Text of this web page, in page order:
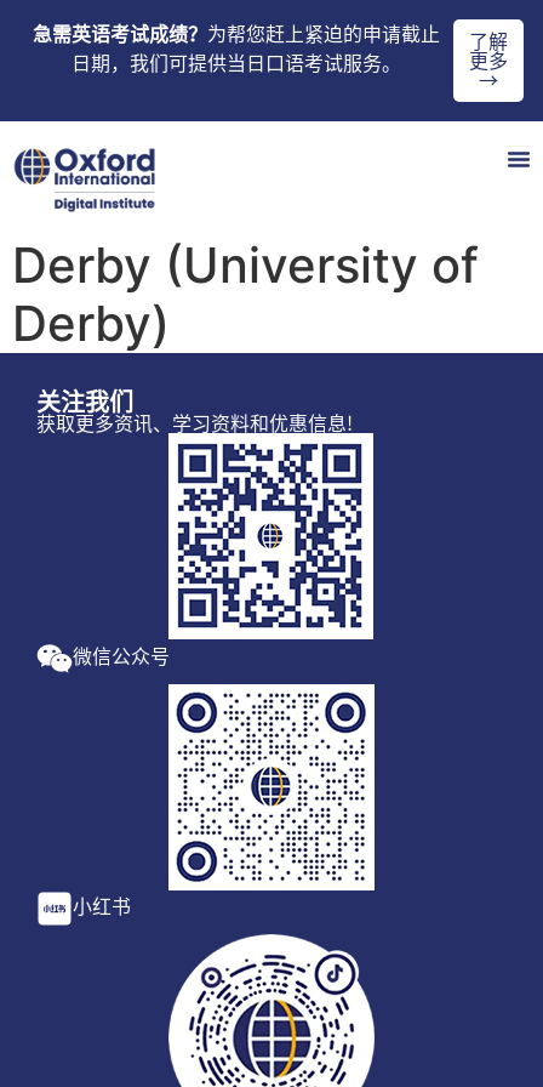
急需英语考试成绩？ 为帮您赶上紧迫的申请截止
日期，我们可提供当日口语考试服务。
了解
更多
→
Derby (University of
Derby)
关注我们
获取更多资讯、学习资料和优惠信息!
微信公众号
小红书